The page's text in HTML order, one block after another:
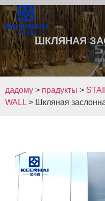
ШКЛЯНАЯ
дадому > прадукты >
WALL > Шкляная